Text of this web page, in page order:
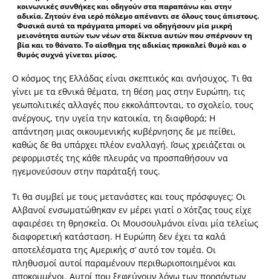
κοινωνικές συνθήκες και οδηγούν στα παραπάνω και στην
αδικία. Ζητούν ένα ιερό πόλεμο απέναντι σε όλους τους άπιστους.
Φυσικά αυτά τα πράγματα μπορεί να οδηγήσουν μία μικρή
μειονότητα αυτών των νέων στα δίκτυα αυτών που σπέρνουν τη
βία και το θάνατο. Το αίσθημα της αδικίας προκαλεί θυμό και ο
θυμός συχνά γίνεται μίσος.
Ο κόσμος της Ελλάδας είναι σκεπτικός και ανήσυχος. Τι θα
γίνει με τα εθνικά θέματα, τη θέση μας στην Ευρώπη, τις
γεωπολιτικές αλλαγές που εκκολάπτονται, το σχολείο, τους
ανέργους, την υγεία την κατοικία, τη διαφθορά; Η
απάντηση μιας οικουμενικής κυβέρνησης δε με πείθει,
καθώς δε θα υπάρχει πλέον εναλλαγή. ΄Ισως χρειάζεται οι
ρεφορμιστές της κάθε πλευράς να προσπαθήσουν να
ηγεμονεύσουν στην παράταξή τους.
Τι θα συμβεί με τους μετανάστες και τους πρόσφυγες; Οι
Αλβανοί ενσωματώθηκαν εν μέρει γιατί ο Χότζας τους είχε
αφαιρέσει τη θρησκεία. Οι Μουσουλμάνοι είναι μία τελείως
διαφορετική κατάσταση. Η Ευρώπη δεν έχει τα καλά
αποτελέσματα της Αμερικής σ’ αυτό τον τομέα. Οι
πληθυσμοί αυτοί παραμένουν περιθωριοποιημένοι και
αποκομμένοι. Αυτοί που ξεφεύγουν λόγω των προσόντων